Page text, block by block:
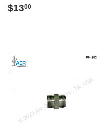
Preço
$1300